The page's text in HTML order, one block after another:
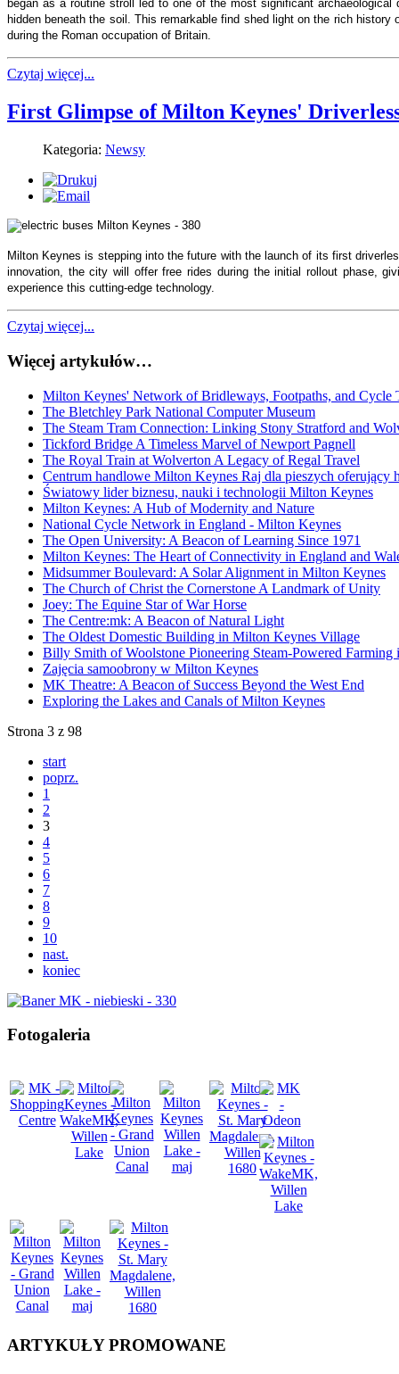
began as a routine stroll led to one of the most significant
hidden beneath the soil. This remarkable find shed light on the rich
during the Roman occupation of Britain.
Czytaj więcej...
First Glimpse of Milton Keynes'
Kategoria: Newsy
Milton Keynes is stepping into the future with the launch of its first
innovation, the city will offer free rides during the initial rollout phase,
experience this cutting-edge technology.
Czytaj więcej...
Więcej artykułów…
Milton Keynes' Network of Bridleways, Footpaths, and Cycle
The Bletchley Park National Computer Museum
The Steam Tram Connection: Linking Stony Stratford and
Tickford Bridge A Timeless Marvel of Newport Pagnell
The Royal Train at Wolverton A Legacy of Regal Travel
Centrum handlowe Milton Keynes Raj dla pieszych oferujący
Światowy lider biznesu, nauki i technologii Milton Keynes
Milton Keynes: A Hub of Modernity and Nature
National Cycle Network in England - Milton Keynes
The Open University: A Beacon of Learning Since 1971
Milton Keynes: The Heart of Connectivity in England and
Midsummer Boulevard: A Solar Alignment in Milton Keynes
The Church of Christ the Cornerstone A Landmark of Unity
Joey: The Equine Star of War Horse
The Centre:mk: A Beacon of Natural Light
The Oldest Domestic Building in Milton Keynes Village
Billy Smith of Woolstone Pioneering Steam-Powered Farming
Zajęcia samoobrony w Milton Keynes
MK Theatre: A Beacon of Success Beyond the West End
Exploring the Lakes and Canals of Milton Keynes
Strona 3 z 98
start
poprz.
1
2
3
4
5
6
7
8
9
10
nast.
koniec
Fotogaleria
ARTYKUŁYPROMOWANE